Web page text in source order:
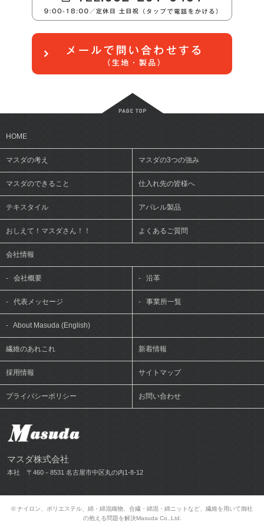
HOME
マスダの考え マスダの3つの強み
マスダのできること 仕入れ先の皆様へ
テキスタイル アパレル製品
おしえて！マスダさん！！ よくあるご質問
会社情報
- 会社概要 - 沿革
- 代表メッセージ - 事業所一覧
- About Masuda (English)
繊維のあれこれ 新着情報
採用情報 サイトマップ
プライバシーポリシー お問い合わせ
マスダ株式会社
本社 〒460－8531 名古屋市中区丸の内1-8-12
© ナイロン、ポリエステル、綿・綿混織物、合繊・綿混・綿ニットなど、繊維を用いて御社
の抱える問題を解決Masuda Co.,Ltd.